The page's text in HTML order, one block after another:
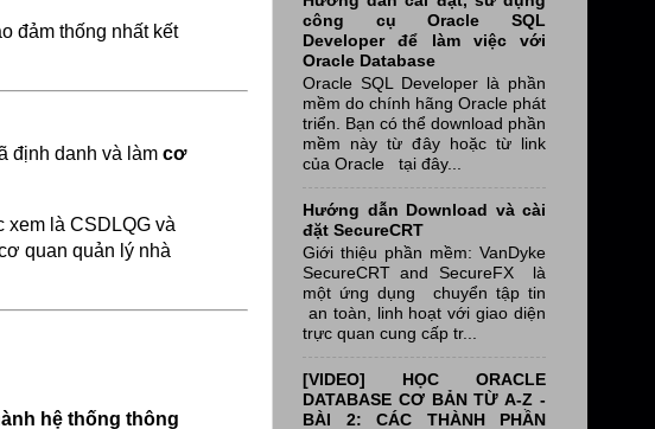
đảm thống nhất kết
định danh và làm cơ
xem là CSDLQG và
quan quản lý nhà
hệ thống thông
công cụ Oracle SQL
Developer để làm việc với
Oracle Database
Oracle SQL Developer là phần
mềm do chính hãng Oracle phát
triển. Bạn có thể download phần
mềm này từ đây hoặc từ link
của Oracle tại đây...
Hướng dẫn Download và cài
đặt SecureCRT
Giới thiệu phần mềm: VanDyke
SecureCRT and SecureFX là
một ứng dụng chuyển tập tin
an toàn, linh hoạt với giao diện
trực quan cung cấp tr...
[VIDEO] HỌC ORACLE
DATABASE CƠ BẢN TỪ A-Z -
BÀI 2: CÁC THÀNH PHẦN